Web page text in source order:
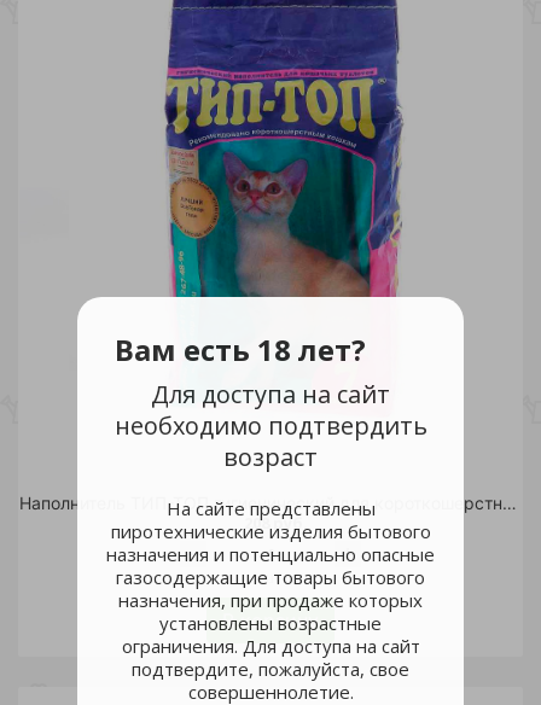
Вам есть 18 лет?
Для доступа на сайт
необходимо подтвердить
возраст
На сайте представлены
пиротехнические изделия бытового
назначения и потенциально опасные
газосодержащие товары бытового
назначения, при продаже которых
установлены возрастные
ограничения. Для доступа на сайт
подтвердите, пожалуйста, свое
совершеннолетие.
Наполнитель ТИП-ТОП гигиенический для короткошерстных 7л/4
208 руб.
шт
В корзину